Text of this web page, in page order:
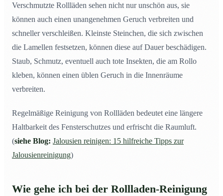
Verschmutzte Rollläden sehen nicht nur unschön aus, sie
können auch einen unangenehmen Geruch verbreiten und
schneller verschleißen. Kleinste Steinchen, die sich zwischen
die Lamellen festsetzen, können diese auf Dauer beschädigen.
Staub, Schmutz, eventuell auch tote Insekten, die am Rollo
kleben, können einen üblen Geruch in die Innenräume
verbreiten.
Regelmäßige Reinigung von Rollläden bedeutet eine längere
Haltbarkeit des Fensterschutzes und erfrischt die Raumluft.
(siehe Blog: Jalousien reinigen: 15 hilfreiche Tipps zur
Jalousienreinigung)
Wie gehe ich bei der Rollladen-Reinigung